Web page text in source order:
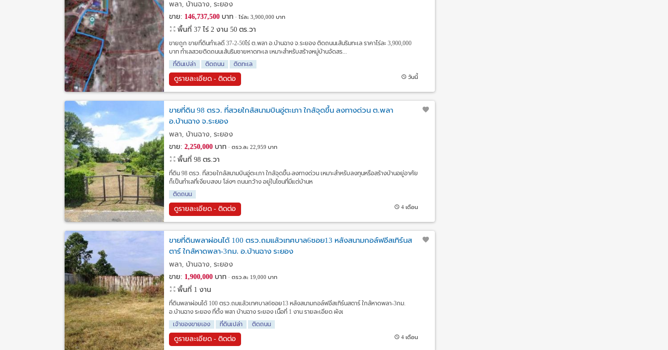
พลา, บ้านฉาง, ระยอง
ขาย: 146,737,500 บาท ไร่ละ 3,900,000 บาท
พื้นที่ 37 ไร่ 2 งาน 50 ตร.วา
ขายถูก ขายที่ดินทำเลดี 37-2-50ไร่ ต.พลา อ.บ้านฉาง จ.ระยอง ติดถนนเส้นริมทะเล ราคาไร่ละ 3,900,000
บาท ทำเลสวยติดถนนเส้นริมชายหาดทะเล เหมาะสำหรับสร้างหมู่บ้านจัดสร...
ที่ดินเปล่า
ติดถนน ติดทะเล
ดูรายละเอียด - ติดต่อ วันนี้
ขายที่ดิน 98 ตรว. ที่สวยใกล้สนามบินอู่ตะเภา ใกล้จุดขึ้น ลงทางด่วน ต.พลา
อ.บ้านฉาง จ.ระยอง
พลา, บ้านฉาง, ระยอง
ขาย: 2,250,000 บาท ตรว.ละ 22,959 บาท
พื้นที่ 98 ตร.วา
ที่ดิน 98 ตรว. ที่สวยใกล้สนามบินอู่ตะเภา ใกล้จุดขึ้น-ลงทางด่วน เหมาะสำหรับลงทุนหรือสร้างบ้านอยู่อาศัย
ก็เป็นทำเลที่เงียบสงบ โล่งๆ ถนนกว้าง อยู่ในโซนที่มีแต่บ้านห
ติดถนน
ดูรายละเอียด - ติดต่อ 4 เดือน
ขายที่ดินพลาผ่อนได้ 100 ตรว.ถมแล้วเทศบาล6ซอย13 หลังสนามกอล์ฟอีสเทิร์นส
ตาร์ ใกล้หาดพลา-3กม. อ.บ้านฉาง ระยอง
พลา, บ้านฉาง, ระยอง
ขาย: 1,900,000 บาท ตรว.ละ 19,000 บาท
พื้นที่ 1 งาน
ที่ดินพลาผ่อนได้ 100 ตรว.ถมแล้วเทศบาล6ซอย13 หลังสนามกอล์ฟอีสเทิร์นสตาร์ ใกล้หาดพลา-3กม.
อ.บ้านฉาง ระยอง ที่ตั้ง พลา บ้านฉาง ระยอง เนื้อที่ 1 งาน รายละเอียด ผังเ
เจ้าของขายเอง
ที่ดินเปล่า ติดถนน
ดูรายละเอียด - ติดต่อ 4 เดือน